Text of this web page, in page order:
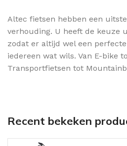
Altec fietsen hebben een
verhouding. U heeft de keuze
zodat er altijd wel een
iedereen wat wils. Van E-bike
Transportfietsen tot
Recent bekeken